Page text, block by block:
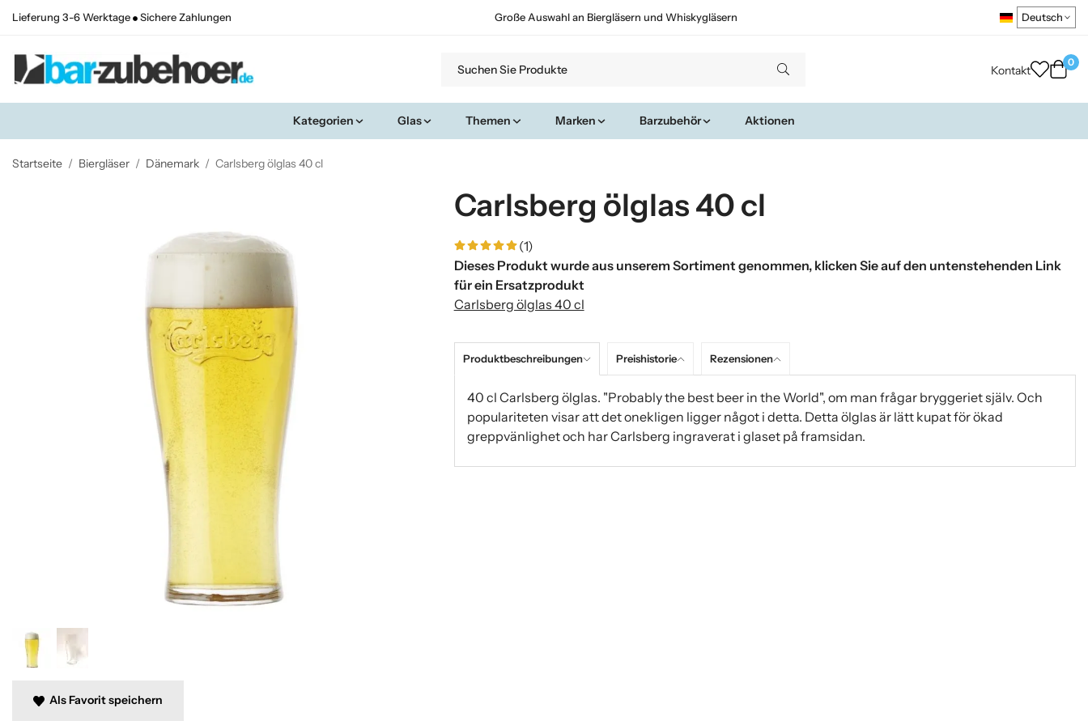
Lieferung 3-6 Werktage Sichere Zahlungen Große Auswahl an Biergläsern und Whiskygläsern
Kontakt
0
Kategorien Glas Themen Marken Barzubehör Aktionen
Startseite / Biergläser / Dänemark / Carlsberg ölglas 40 cl
Carlsberg ölglas 40 cl
(1)
Dieses Produkt wurde aus unserem Sortiment genommen, klicken Sie auf den untenstehenden Link
für ein Ersatzprodukt
Carlsberg ölglas 40 cl
Produktbeschreibungen Preishistorie Rezensionen
40 cl Carlsberg ölglas. "Probably the best beer in the World", om man frågar bryggeriet själv. Och
populariteten visar att det onekligen ligger något i detta. Detta ölglas är lätt kupat för ökad
greppvänlighet och har Carlsberg ingraverat i glaset på framsidan.
Als Favorit speichern